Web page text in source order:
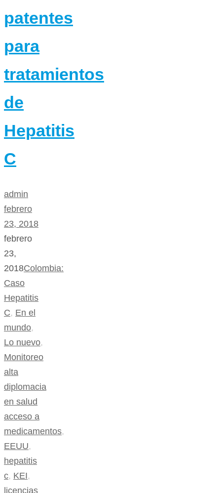
patentes
para
tratamientos
de
Hepatitis
C
admin
febrero
23, 2018
febrero
23,
2018Colombia:
Caso
Hepatitis
C, En el
mundo,
Lo nuevo,
Monitoreo
alta
diplomacia
en salud
acceso a
medicamentos,
EEUU,
hepatitis
c, KEI,
licencias